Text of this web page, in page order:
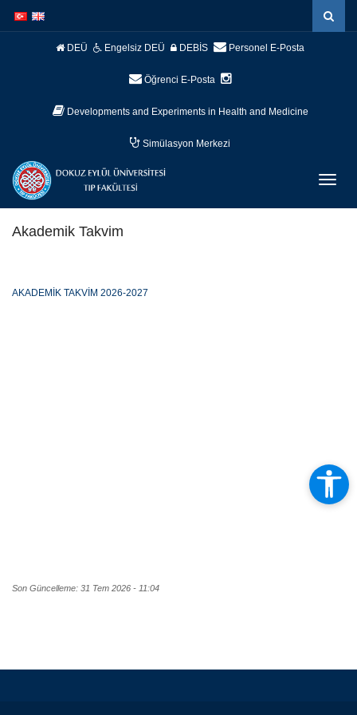
atla
atla
DEÜ Engelsiz DEÜ DEBİS Personel E-Posta
Öğrenci E-Posta
Developments and Experiments in Health and Medicine
Simülasyon Merkezi
Akademik Takvim
AKADEMİK TAKVİM 2026-2027
Son Güncelleme: 31 Tem 2026 - 11:04